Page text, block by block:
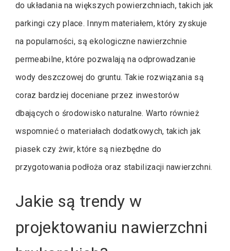
do układania na większych powierzchniach, takich jak
parkingi czy place. Innym materiałem, który zyskuje
na popularności, są ekologiczne nawierzchnie
permeabilne, które pozwalają na odprowadzanie
wody deszczowej do gruntu. Takie rozwiązania są
coraz bardziej doceniane przez inwestorów
dbających o środowisko naturalne. Warto również
wspomnieć o materiałach dodatkowych, takich jak
piasek czy żwir, które są niezbędne do
przygotowania podłoża oraz stabilizacji nawierzchni.
Jakie są trendy w
projektowaniu nawierzchni